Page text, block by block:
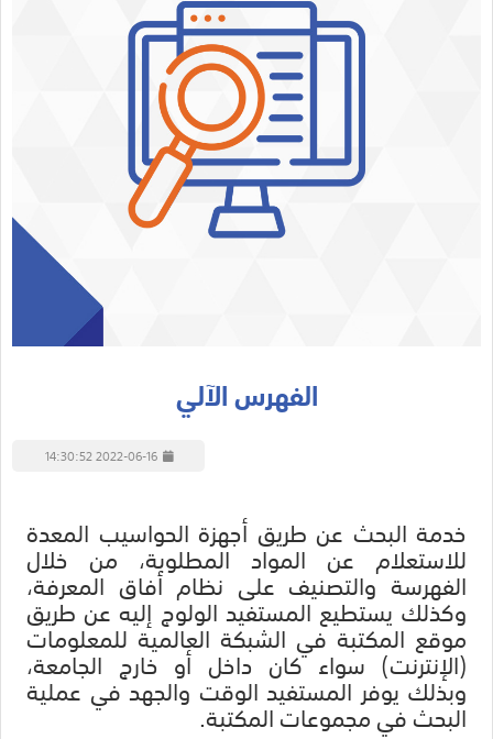
الفهرس الآلي
2022-06-16 14:30:52
خدمة البحث عن طريق أجهزة الحواسيب المعدة
للاستعلام عن المواد المطلوبة، من خلال
الفهرسة والتصنيف على نظام أفاق المعرفة،
وكذلك يستطيع المستفيد الولوج إليه عن طريق
موقع المكتبة في الشبكة العالمية للمعلومات
(الإنترنت) سواء كان داخل أو خارج الجامعة،
وبذلك يوفر المستفيد الوقت والجهد في عملية
البحث في مجموعات المكتبة.